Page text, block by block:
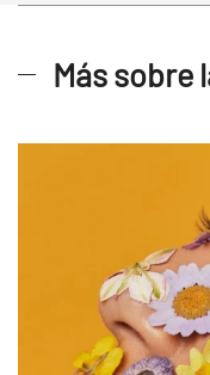
Más sobre